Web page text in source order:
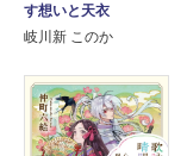
す想いと天衣
岐川新 このか